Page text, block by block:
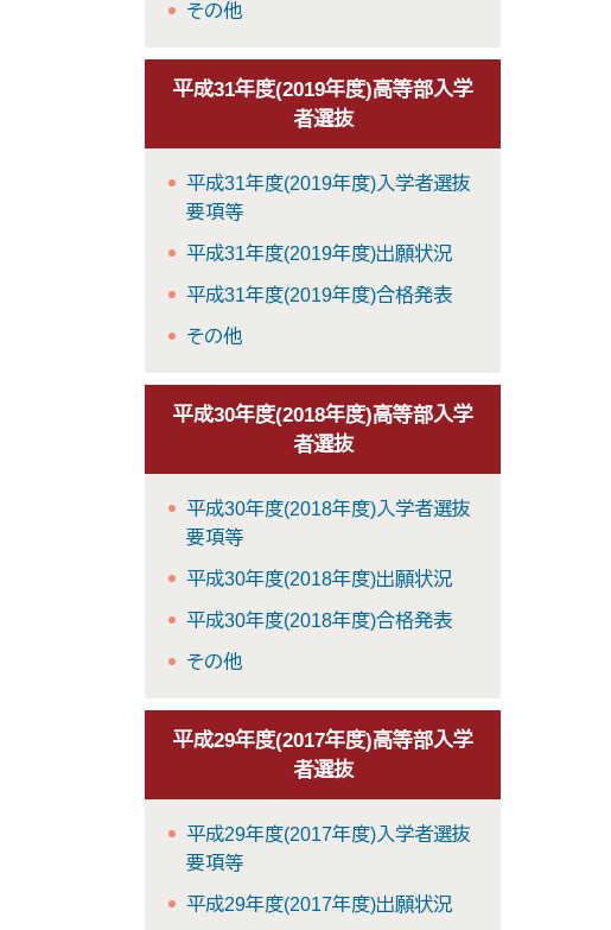
その他
平成31年度(2019年度)高等部入学
者選抜
平成31年度(2019年度)入学者選抜
要項等
平成31年度(2019年度)出願状況
平成31年度(2019年度)合格発表
その他
平成30年度(2018年度)高等部入学
者選抜
平成30年度(2018年度)入学者選抜
要項等
平成30年度(2018年度)出願状況
平成30年度(2018年度)合格発表
その他
平成29年度(2017年度)高等部入学
者選抜
平成29年度(2017年度)入学者選抜
要項等
平成29年度(2017年度)出願状況